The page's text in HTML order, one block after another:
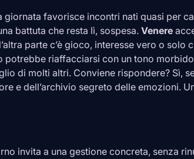
giornata favorisce incontri nati quasi per
battuta che resta lì, sospesa. Venere
parte c’è gioco, interesse vero o solo
potrebbe riaffacciarsi con un tono
di molti altri. Conviene rispondere? Sì,
e dell’archivio segreto delle emozioni.
invita a una gestione concreta, senza